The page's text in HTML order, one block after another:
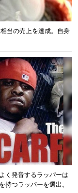
当の売上を達成。自身
く発音するラッパーは
つラッパーを選出。